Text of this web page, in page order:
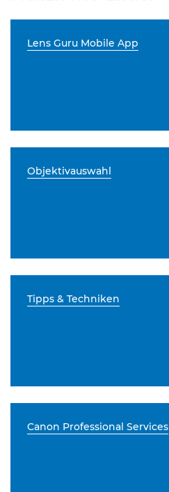
Lens Guru Mobile App
Objektivauswahl
Tipps & Techniken
Canon Professional Services